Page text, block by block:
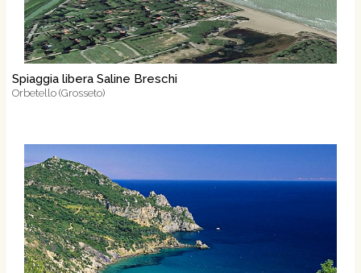
Spiaggia libera Saline Breschi
Orbetello (Grosseto)